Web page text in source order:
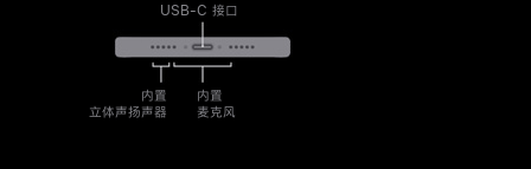
USB-C 接口
内置
麦克风
内置
立体声扬声器